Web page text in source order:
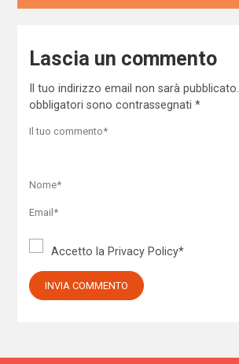
Lascia un commento
Il tuo indirizzo email non sarà pubblicato.
obbligatori sono contrassegnati *
Accetto la Privacy Policy*